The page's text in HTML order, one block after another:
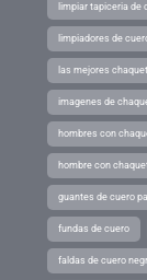
limpiar tapiceria de
limpiadores de
las mejores
imagenes de
hombres con
hombre con
guantes de cuero
fundas de cuero
faldas de cuero